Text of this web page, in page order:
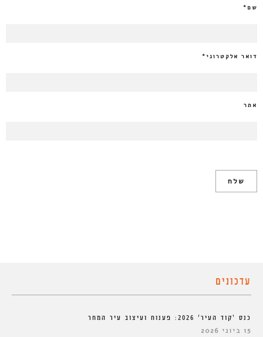
שם*
דואר אלקטרוני *
אתר
עדכונים
כנס ‘קוד העיר’ 2026: פענוח ועיצוב עיר המחר
15 ביוני 2026